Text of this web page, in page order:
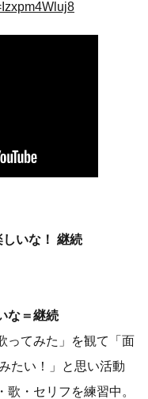
いな！ 継続
な＝継続
ってみた」を観て「面
たい！」と思い活動
・セリフを練習中。